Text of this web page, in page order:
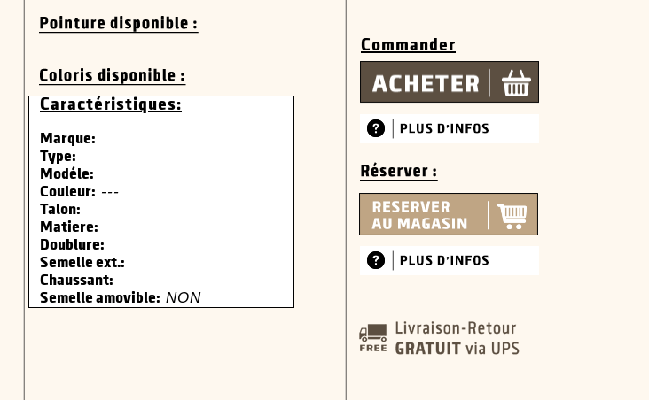
Caractéristiques:
Marque:
Type:
Modéle:
Couleur: ---
Talon:
Matiere:
Doublure:
Semelle ext.:
Chaussant:
Semelle amovible: NON
Commander